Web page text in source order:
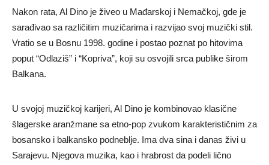
Nakon rata, Al Dino je živeo u Mađarskoj i Nemačkoj, gde je
sarađivao sa različitim muzičarima i razvijao svoj muzički stil.
Vratio se u Bosnu 1998. godine i postao poznat po hitovima
poput “Odlaziš” i “Kopriva”, koji su osvojili srca publike širom
Balkana.
U svojoj muzičkoj karijeri, Al Dino je kombinovao klasične
šlagerske aranžmane sa etno-pop zvukom karakterističnim za
bosansko i balkansko podneblje. Ima dva sina i danas živi u
Sarajevu. Njegova muzika, kao i hrabrost da podeli lično